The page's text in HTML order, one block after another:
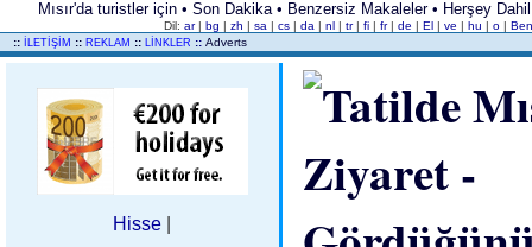
Mısır'da turistler için • Son Dakika • Benzersiz Makaleler • Herşey
Dil: ar | bg | zh | sa | cs | da | nl | tr | fi | fr | de | El | ve | hu | o |
:: İLETİŞİM :: REKLAM :: LİNKLER :: Adverts
Hisse